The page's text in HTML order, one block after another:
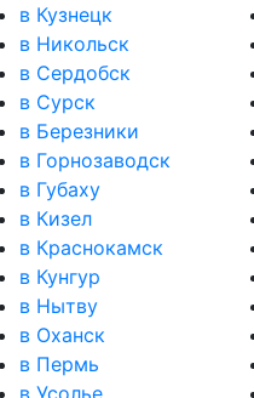
в Кузнецк
в Никольск
в Сердобск
в Сурск
в Березники
в Горнозаводск
в Губаху
в Кизел
в Краснокамск
в Кунгур
в Нытву
в Оханск
в Пермь
в Усолье